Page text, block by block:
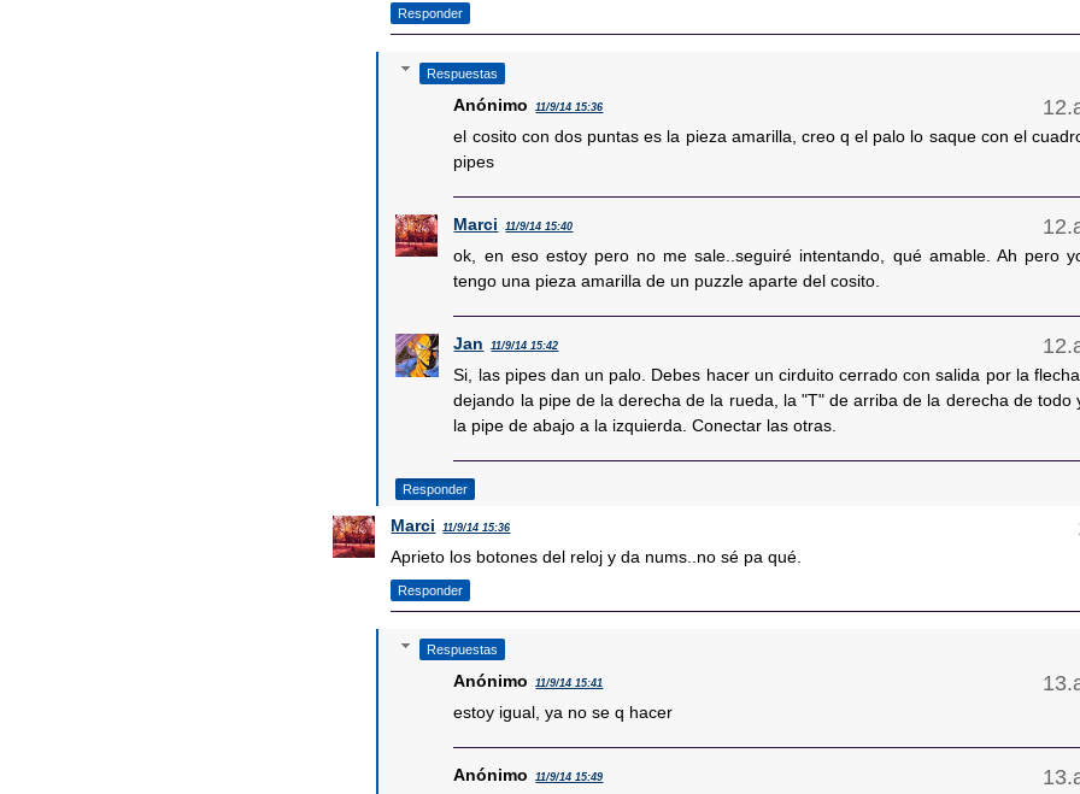
Responder
Respuestas
Anónimo 11/9/14 15:36
el cosito con dos puntas es la pieza amarilla, creo q el palo lo saque con el
pipes
Marci 11/9/14 15:40
ok, en eso estoy pero no me sale..seguiré intentando, qué amable. Ah pero
tengo una pieza amarilla de un puzzle aparte del cosito.
Jan 11/9/14 15:42
Si, las pipes dan un palo. Debes hacer un cirduito cerrado con salida por la
dejando la pipe de la derecha de la rueda, la "T" de arriba de la derecha de todo
la pipe de abajo a la izquierda. Conectar las otras.
Responder
Marci 11/9/14 15:36
Aprieto los botones del reloj y da nums..no sé pa qué.
Responder
Respuestas
Anónimo 11/9/14 15:41
estoy igual, ya no se q hacer
Anónimo 11/9/14 15:49